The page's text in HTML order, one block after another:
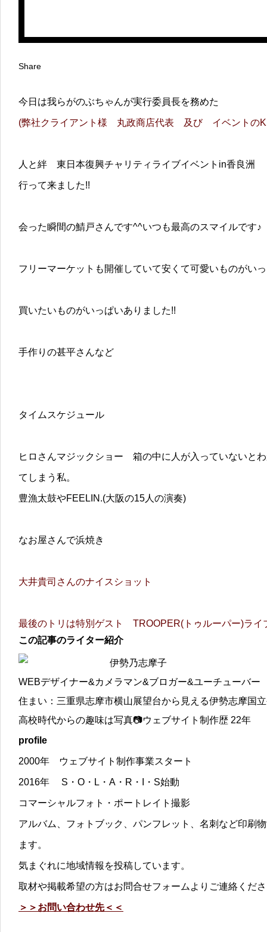
Share
今日は我らがのぶちゃんが実行委員長を務めた
(弊社クライアント様 丸政商店代表 及び イベントの
人と絆 東日本復興チャリティライブイベントin香良洲
行って来ました!!
会った瞬間の鯖戸さんです^^いつも最高のスマイルです♪
フリーマーケットも開催していて安くて可愛いものがい
買いたいものがいっぱいありました!!
手作りの甚平さんなど
タイムスケジュール
ヒロさんマジックショー 箱の中に人が入っていないと
てしまう私。
豊漁太鼓やFEELIN.(大阪の15人の演奏)
なお屋さんで浜焼き
大井貴司さんのナイスショット
最後のトリは特別ゲスト TROOPER(トゥルーパー)ラ
この記事のライター紹介
伊勢乃志摩子
WEBデザイナー&カメラマン&ブロガー&ユーチューバー
住まい：三重県志摩市横山展望台から見える伊勢志摩国
高校時代からの趣味は写真📷ウェブサイト制作歴 22年
profile
2000年 ウェブサイト制作事業スタート
2016年 S・O・L・A・R・I・S始動
コマーシャルフォト・ポートレイト撮影
アルバム、フォトブック、パンフレット、名刺など印刷
ます。
気まぐれに地域情報を投稿しています。
取材や掲載希望の方はお問合せフォームよりご連絡くだ
＞＞お問い合わせ先＜＜